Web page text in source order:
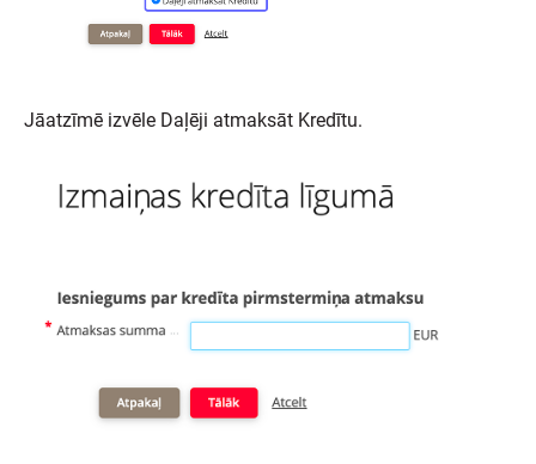
Jāatzīmē izvēle Daļēji atmaksāt Kredītu.